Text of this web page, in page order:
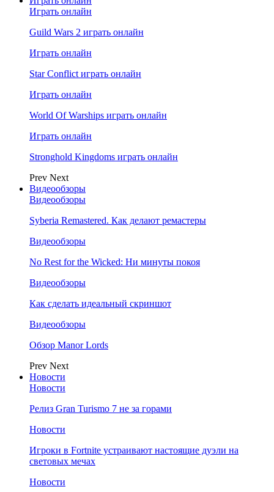
Играть онлайн
Guild Wars 2 играть онлайн
Играть онлайн
Star Conflict играть онлайн
Играть онлайн
World Of Warships играть онлайн
Играть онлайн
Stronghold Kingdoms играть онлайн
Prev Next
Видеообзоры
Видеообзоры
Syberia Remastered. Как делают ремастеры
Видеообзоры
No Rest for the Wicked: Ни минуты покоя
Видеообзоры
Как сделать идеальный скриншот
Видеообзоры
Обзор Manor Lords
Prev Next
Новости
Новости
Релиз Gran Turismo 7 не за горами
Новости
Игроки в Fortnite устраивают настоящие дуэли на
световых мечах
Новости